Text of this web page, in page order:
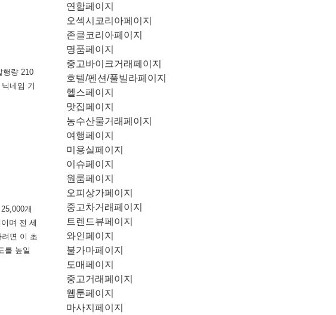
행량 210
네임 기
개
며 전 세
면 이 초
를 높일
연합페이지
오섹시코리아페이지
존클코리아페이지
명품페이지
중고바이크거래페이지
호텔/펜션/풀빌라페이지
헬스페이지
맛집페이지
농수산물거래페이지
여행페이지
미용실페이지
이슈페이지
원룸페이지
오피상가페이지
중고차거래페이지
트렌드뷰페이지
와인페이지
불가마페이지
도매페이지
중고거래페이지
웹툰페이지
마사지페이지